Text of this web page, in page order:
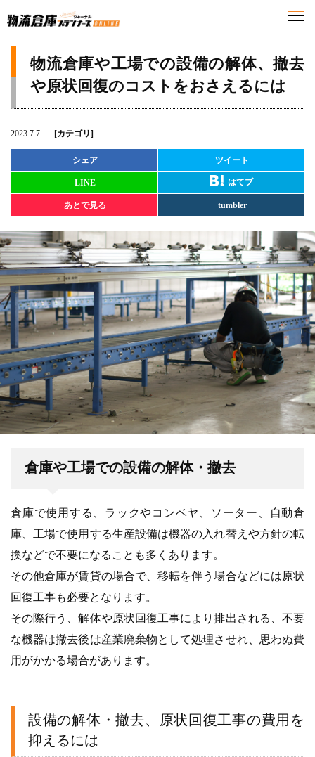
物流倉庫や工場での設備の解体、撤去
や原状回復のコストをおさえるには
2023.7.7 [カテゴリ]
シェア ツイート
LINE はてブ
あとで見る tumbler
倉庫や工場での設備の解体・撤去
倉庫で使用する、ラックやコンベヤ、ソーター、自動倉
庫、工場で使用する生産設備は機器の入れ替えや方針の転
換などで不要になることも多くあります。
その他倉庫が賃貸の場合で、移転を伴う場合などには原状
回復工事も必要となります。
その際行う、解体や原状回復工事により排出される、不要
な機器は撤去後は産業廃棄物として処理させれ、思わぬ費
用がかかる場合があります。
設備の解体・撤去、原状回復工事の費用を
抑えるには